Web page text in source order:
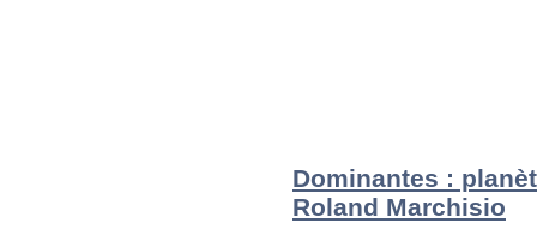
Dominantes :
Roland Marchisio